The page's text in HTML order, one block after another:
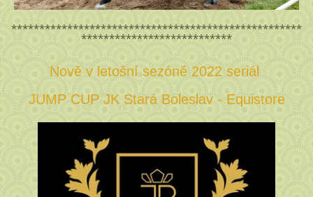
****************************************************
***************************
Nově v letošní sezóně 2022 seriál
JUMP CUP JK Stará Boleslav - Equistore